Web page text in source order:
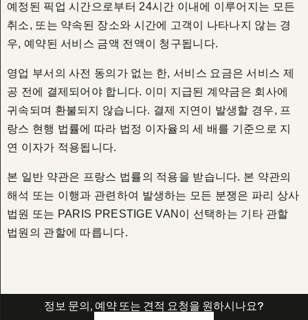
예정된 픽업 시간으로부터 24시간 이내에 이루어지는 모든
취소, 또는 약속된 장소와 시간에 고객이 나타나지 않는 경
우, 예약된 서비스 금액 전액이 청구됩니다.
영업 부서의 사전 동의가 없는 한, 서비스 요금은 서비스 제
공 전에 결제되어야 합니다. 이미 지급된 계약금은 회사에
귀속되며 환불되지 않습니다. 결제 지연이 발생할 경우, 프
랑스 현행 법률에 따라 법정 이자율의 세 배를 기준으로 지
연 이자가 적용됩니다.
본 일반 약관은 프랑스 법률의 적용을 받습니다. 본 약관의
해석 또는 이행과 관련하여 발생하는 모든 분쟁은 파리 상사
법원 또는 PARIS PRESTIGE VAN이 선택하는 기타 관할
법원의 관할에 따릅니다.
정보 문의, 예약 또는 견적 요청을 원하시나요?